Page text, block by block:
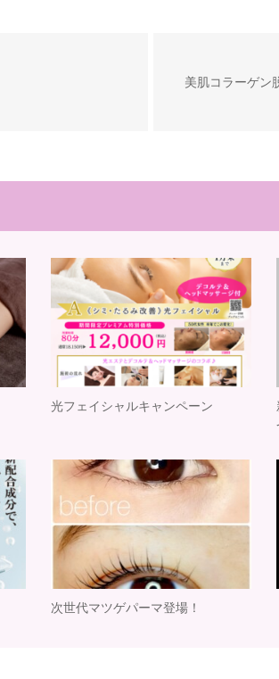
美肌コラーゲン
光フェイシャルキャンペーン
次世代マツゲパーマ登場！